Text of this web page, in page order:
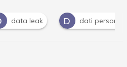
dati personali F facebook